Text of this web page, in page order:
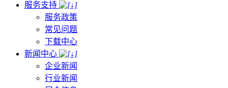
服务支持
服务政策
常见问题
下载中心
新闻中心
企业新闻
行业新闻